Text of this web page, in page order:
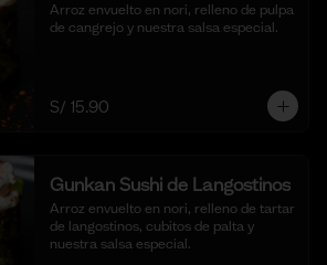
Arroz envuelto en nori, relleno de pulpa
de cangrejo y nuestra salsa especial.
S/ 15.90
Gunkan Sushi de Langostinos
Arroz envuelto en nori, relleno de tartar
de langostinos, cubitos de palta y
nuestra salsa especial.